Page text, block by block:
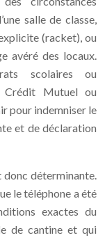
salle de classe,
(racket), ou
avéré des locaux.
scolaires ou
Crédit Mutuel ou
pour indemniser le
et de déclaration
déterminante.
le téléphone a été
exactes du
de cantine et qui